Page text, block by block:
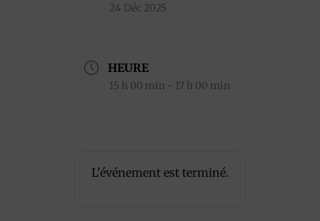
24 Déc 2025
HEURE
15 h 00 min - 17 h 00 min
L'événement est terminé.